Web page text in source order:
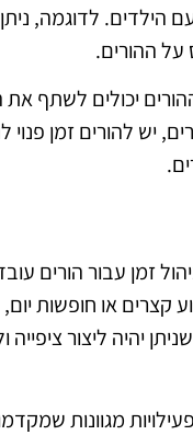
הילדים. לדוגמה,
ההורים.
יכולים לשתף
יש להורים זמן
זמן עבור הורים
קצרים או חופשות
יהיה ליצור
מגוונות